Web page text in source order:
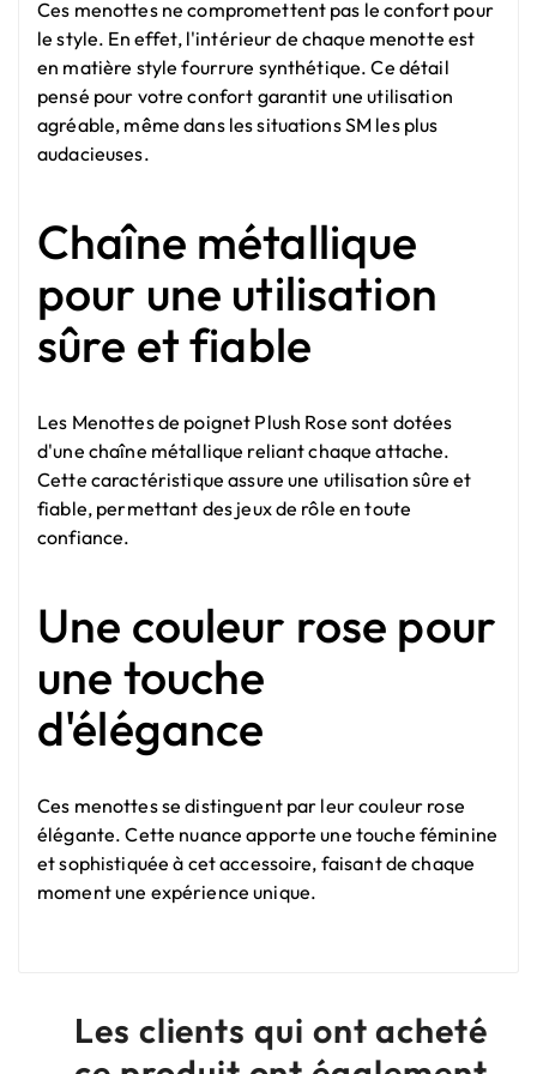
Ces menottes ne compromettent pas le confort pour
le style. En effet, l'intérieur de chaque menotte est
en matière style fourrure synthétique. Ce détail
pensé pour votre confort garantit une utilisation
agréable, même dans les situations SM les plus
audacieuses.
Chaîne métallique
pour une utilisation
sûre et fiable
Les Menottes de poignet Plush Rose sont dotées
d'une chaîne métallique reliant chaque attache.
Cette caractéristique assure une utilisation sûre et
fiable, permettant des jeux de rôle en toute
confiance.
Une couleur rose pour
une touche
d'élégance
Ces menottes se distinguent par leur couleur rose
élégante. Cette nuance apporte une touche féminine
et sophistiquée à cet accessoire, faisant de chaque
moment une expérience unique.
Les clients qui ont acheté